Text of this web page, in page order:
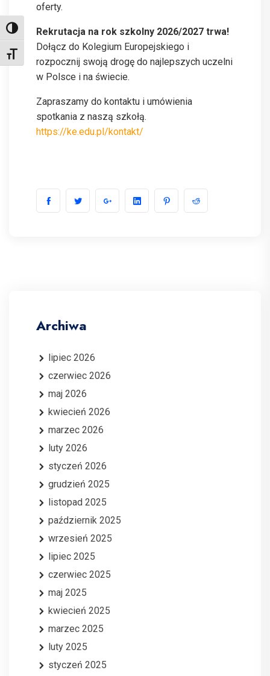
Toggle High Contrast
Toggle Font size
oferty.
Rekrutacja na rok szkolny 2026/2027 trwa!
Dołącz do Kolegium Europejskiego i
rozpocznij swoją drogę do najlepszych uczelni
w Polsce i na świecie.
Zapraszamy do kontaktu i umówienia
spotkania z naszą szkołą.
https://ke.edu.pl/kontakt/
Archiwa
lipiec 2026
czerwiec 2026
maj 2026
kwiecień 2026
marzec 2026
luty 2026
styczeń 2026
grudzień 2025
listopad 2025
październik 2025
wrzesień 2025
lipiec 2025
czerwiec 2025
maj 2025
kwiecień 2025
marzec 2025
luty 2025
styczeń 2025